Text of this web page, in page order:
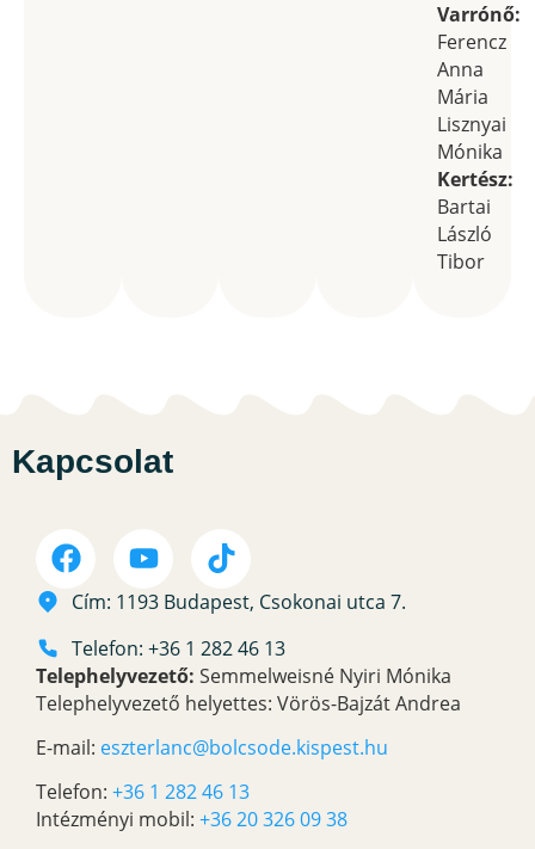
Varrónő:
Ferencz
Anna
Mária
Lisznyai
Mónika
Kertész:
Bartai
László
Tibor
Kapcsolat
Cím: 1193 Budapest, Csokonai utca 7.
Telefon: +36 1 282 46 13
Telephelyvezető: Semmelweisné Nyiri Mónika
Telephelyvezető helyettes: Vörös-Bajzát Andrea
E-mail: eszterlanc@bolcsode.kispest.hu
Telefon: +36 1 282 46 13
Intézményi mobil: +36 20 326 09 38